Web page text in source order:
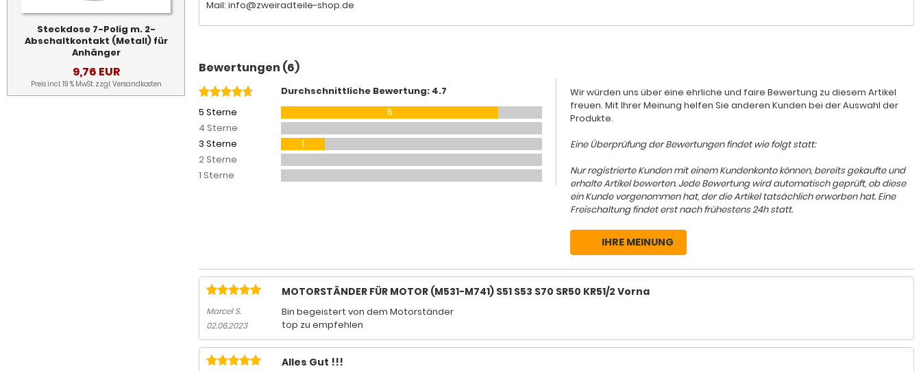
Mail: info@zweiradteile-shop.de
Bewertungen (6)
Durchschnittliche Bewertung: 4.7
5 Sterne
5
4 Sterne
3 Sterne
1
2 Sterne
1 Sterne
Wir würden uns über eine ehrliche und faire Bewertung zu diesem Artikel
freuen. Mit Ihrer Meinung helfen Sie anderen Kunden bei der Auswahl der
Produkte.
Eine Überprüfung der Bewertungen findet wie folgt statt:
Nur registrierte Kunden mit einem Kundenkonto können, bereits gekaufte und
erhalte Artikel bewerten. Jede Bewertung wird automatisch geprüft, ob diese
ein Kunde vorgenommen hat, der die Artikel tatsächlich erworben hat. Eine
Freischaltung findet erst nach frühestens 24h statt.
IHRE MEINUNG
Marcel S.
02.06.2023
MOTORSTÄNDER FÜR MOTOR (M531-M741) S51 S53 S70 SR50 KR51/2 Vorna
Bin begeistert von dem Motorständer
top zu empfehlen
Alles Gut !!!
Steckdose 7-Polig m. 2-
Abschaltkontakt (Metall) für
Anhänger
9,76 EUR
Preis incl. 19 % MwSt. zzgl.Versandkosten